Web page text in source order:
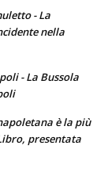
- La
nella
- La Bussola
è la più
presentata